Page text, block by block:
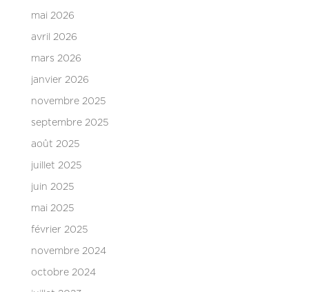
mai 2026
avril 2026
mars 2026
janvier 2026
novembre 2025
septembre 2025
août 2025
juillet 2025
juin 2025
mai 2025
février 2025
novembre 2024
octobre 2024